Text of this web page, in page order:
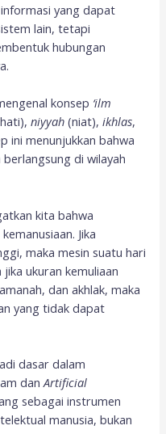
yang dapat
lain, tetapi
hubungan
konsep ‘ilm
niyyah (niat),ikhlas,
ini menunjukkan bahwa
di wilayah
kita bahwa
Jika
maka mesin suatu hari
ukuran kemuliaan
dan akhlak, maka
yang tidak dapat
dasar dalam
danArtificial
sebagai instrumen
manusia, bukan